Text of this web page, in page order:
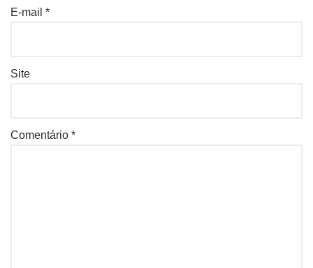
E-mail *
Site
Comentário *